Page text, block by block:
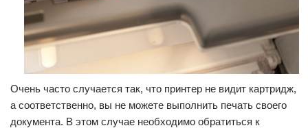
Очень часто случается так, что принтер не видит картридж,
а соответственно, вы не можете выполнить печать своего
документа. В этом случае необходимо обратиться к